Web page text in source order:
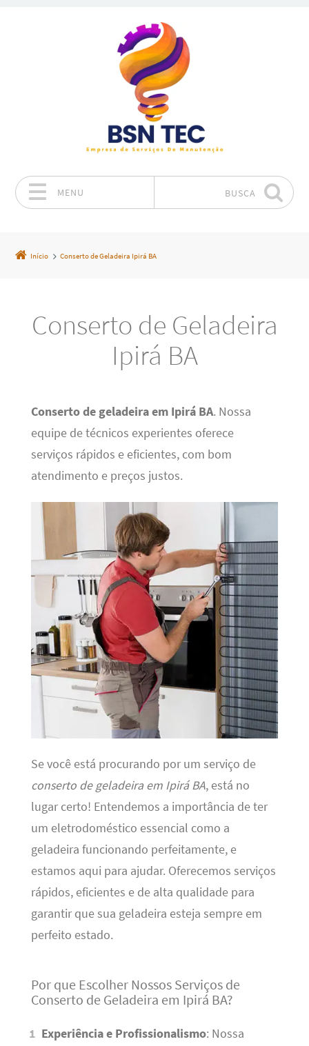
MENU BUSCA
Início Conserto de Geladeira Ipirá BA
Conserto de Geladeira
Ipirá BA
Conserto de geladeira em Ipirá BA. Nossa
equipe de técnicos experientes oferece
serviços rápidos e eficientes, com bom
atendimento e preços justos.
Se você está procurando por um serviço de
conserto de geladeira em Ipirá BA, está no
lugar certo! Entendemos a importância de ter
um eletrodoméstico essencial como a
geladeira funcionando perfeitamente, e
estamos aqui para ajudar. Oferecemos serviços
rápidos, eficientes e de alta qualidade para
garantir que sua geladeira esteja sempre em
perfeito estado.
Por que Escolher Nossos Serviços de
Conserto de Geladeira em Ipirá BA?
Experiência e Profissionalismo: Nossa